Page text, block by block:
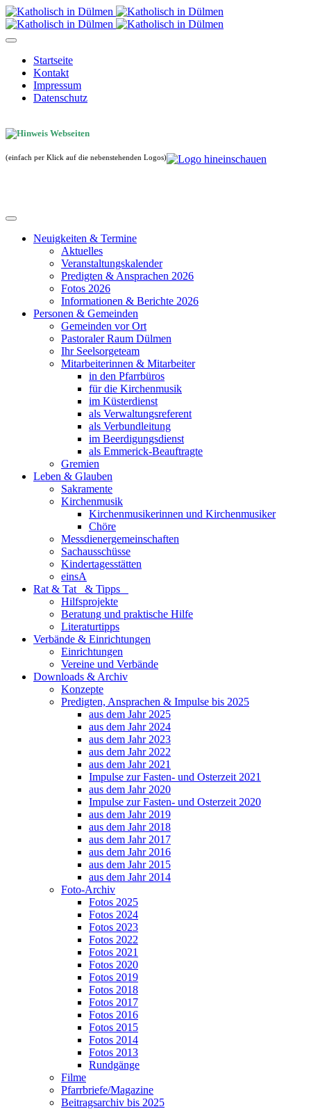
Startseite
Kontakt
Impressum
Datenschutz
(einfach per Klick auf die nebenstehenden Logos)
Neuigkeiten & Termine
Aktuelles
Veranstaltungskalender
Predigten & Ansprachen 2026
Fotos 2026
Informationen & Berichte 2026
Personen & Gemeinden
Gemeinden vor Ort
Pastoraler Raum Dülmen
Ihr Seelsorgeteam
Mitarbeiterinnen & Mitarbeiter
in den Pfarrbüros
für die Kirchenmusik
im Küsterdienst
als Verwaltungsreferent
als Verbundleitung
im Beerdigungsdienst
als Emmerick-Beauftragte
Gremien
Leben & Glauben
Sakramente
Kirchenmusik
Kirchenmusikerinnen und Kirchenmusiker
Chöre
Messdienergemeinschaften
Sachausschüsse
Kindertagesstätten
einsA
Rat & Tat & Tipps
Hilfsprojekte
Beratung und praktische Hilfe
Literaturtipps
Verbände & Einrichtungen
Einrichtungen
Vereine und Verbände
Downloads & Archiv
Konzepte
Predigten, Ansprachen & Impulse bis 2025
aus dem Jahr 2025
aus dem Jahr 2024
aus dem Jahr 2023
aus dem Jahr 2022
aus dem Jahr 2021
Impulse zur Fasten- und Osterzeit 2021
aus dem Jahr 2020
Impulse zur Fasten- und Osterzeit 2020
aus dem Jahr 2019
aus dem Jahr 2018
aus dem Jahr 2017
aus dem Jahr 2016
aus dem Jahr 2015
aus dem Jahr 2014
Foto-Archiv
Fotos 2025
Fotos 2024
Fotos 2023
Fotos 2022
Fotos 2021
Fotos 2020
Fotos 2019
Fotos 2018
Fotos 2017
Fotos 2016
Fotos 2015
Fotos 2014
Fotos 2013
Rundgänge
Filme
Pfarrbriefe/Magazine
Beitragsarchiv bis 2025